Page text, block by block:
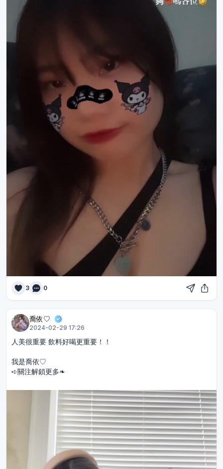
3 0
喬依♡︎
2024-02-29 17:26
人美很重要 飲料好喝更重要！！
我是喬依♡︎
➪關注解鎖更多❧